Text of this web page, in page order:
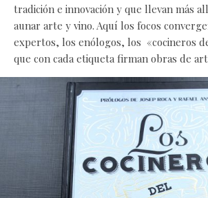
tradición e innovación y que llevan más
aunar arte y vino. Aquí los focos
expertos, los enólogos, los «cocineros
que con cada etiqueta firman obras de